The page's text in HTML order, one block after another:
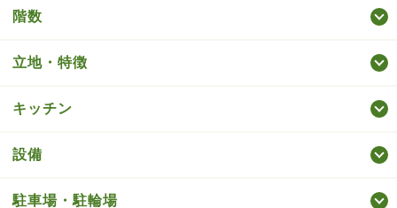
階数
立地・特徴
キッチン
設備
駐車場・駐輪場